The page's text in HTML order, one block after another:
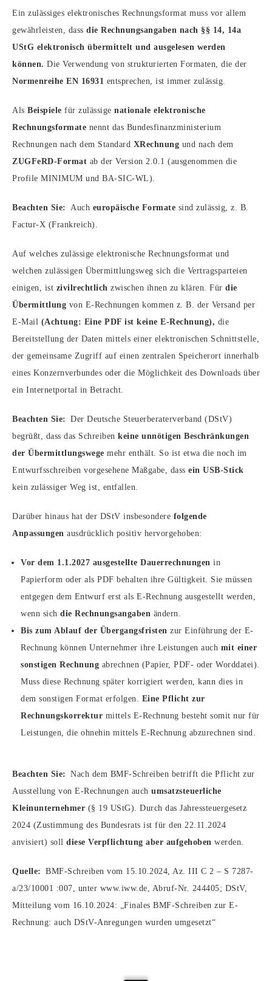
Ein zulässiges elektronisches Rechnungsformat muss vor allem
gewährleisten, dass die Rechnungsangaben nach §§ 14, 14a
UStG elektronisch übermittelt und ausgelesen werden
können. Die Verwendung von strukturierten Formaten, die der
Normenreihe EN 16931 entsprechen, ist immer zulässig.
Als Beispiele für zulässige nationale elektronische
Rechnungsformate nennt das Bundesfinanzministerium
Rechnungen nach dem Standard XRechnung und nach dem
ZUGFeRD-Format ab der Version 2.0.1 (ausgenommen die
Profile MINIMUM und BA-SIC-WL).
Beachten Sie: Auch europäische Formate sind zulässig, z. B.
Factur-X (Frankreich).
Auf welches zulässige elektronische Rechnungsformat und
welchen zulässigen Übermittlungsweg sich die Vertragsparteien
einigen, ist zivilrechtlich zwischen ihnen zu klären. Für die
Übermittlung von E-Rechnungen kommen z. B. der Versand per
E-Mail (Achtung: Eine PDF ist keine E-Rechnung), die
Bereitstellung der Daten mittels einer elektronischen Schnittstelle,
der gemeinsame Zugriff auf einen zentralen Speicherort innerhalb
eines Konzernverbundes oder die Möglichkeit des Downloads über
ein Internetportal in Betracht.
Beachten Sie: Der Deutsche Steuerberaterverband (DStV)
begrüßt, dass das Schreiben keine unnötigen Beschränkungen
der Übermittlungswege mehr enthält. So ist etwa die noch im
Entwurfsschreiben vorgesehene Maßgabe, dass ein USB-Stick
kein zulässiger Weg ist, entfallen.
Darüber hinaus hat der DStV insbesondere folgende
Anpassungen ausdrücklich positiv hervorgehoben:
Vor dem 1.1.2027 ausgestellte Dauerrechnungen in
Papierform oder als PDF behalten ihre Gültigkeit. Sie müssen
entgegen dem Entwurf erst als E-Rechnung ausgestellt werden,
wenn sich die Rechnungsangaben ändern.
Bis zum Ablauf der Übergangsfristen zur Einführung der E-
Rechnung können Unternehmer ihre Leistungen auch mit einer
sonstigen Rechnung abrechnen (Papier, PDF- oder Worddatei).
Muss diese Rechnung später korrigiert werden, kann dies in
dem sonstigen Format erfolgen. Eine Pflicht zur
Rechnungskorrektur mittels E-Rechnung besteht somit nur für
Leistungen, die ohnehin mittels E-Rechnung abzurechnen sind.
Beachten Sie: Nach dem BMF-Schreiben betrifft die Pflicht zur
Ausstellung von E-Rechnungen auch umsatzsteuerliche
Kleinunternehmer (§ 19 UStG). Durch das Jahressteuergesetz
2024 (Zustimmung des Bundesrats ist für den 22.11.2024
anvisiert) soll diese Verpflichtung aber aufgehoben werden.
Quelle: BMF-Schreiben vom 15.10.2024, Az. III C 2 – S 7287-
a/23/10001 :007, unter www.iww.de, Abruf-Nr. 244405; DStV,
Mitteilung vom 16.10.2024: „Finales BMF-Schreiben zur E-
Rechnung: auch DStV-Anregungen wurden umgesetzt“